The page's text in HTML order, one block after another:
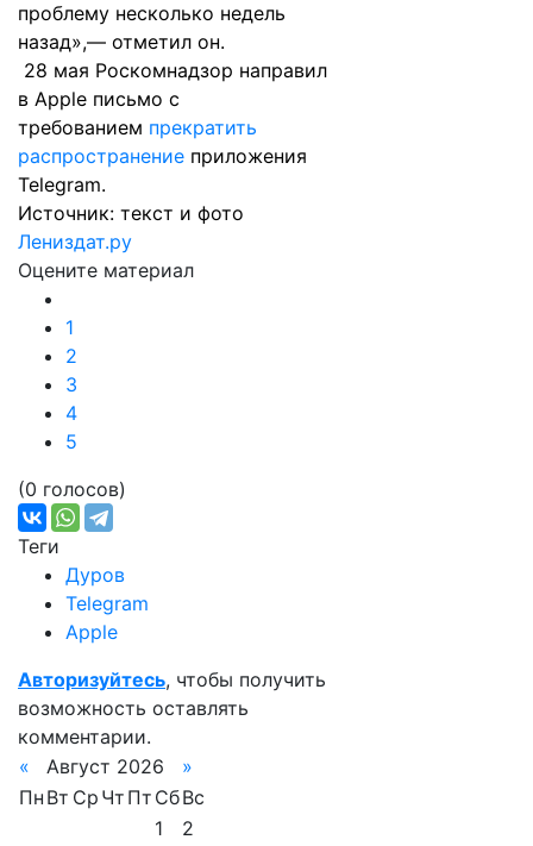
проблему несколько недель
назад»,— отметил он.
28 мая Роскомнадзор направил
в Apple письмо с
требованием прекратить
распространение приложения
Telegram.
Источник: текст и фото
Лениздат.ру
Оцените материал
1
2
3
4
5
(0 голосов)
Теги
Дуров
Telegram
Apple
Авторизуйтесь, чтобы получить
возможность оставлять
комментарии.
«
Август 2026
»
Пн Вт Ср Чт Пт СбВс
1
2